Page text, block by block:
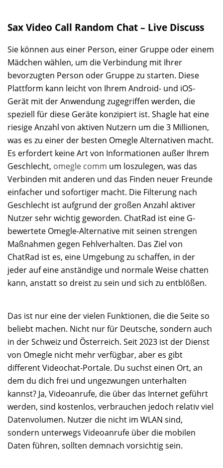
Sax Video Call Random Chat – Live Discuss
Sie können aus einer Person, einer Gruppe oder einem
Mädchen wählen, um die Verbindung mit Ihrer
bevorzugten Person oder Gruppe zu starten. Diese
Plattform kann leicht von Ihrem Android- und iOS-
Gerät mit der Anwendung zugegriffen werden, die
speziell für diese Geräte konzipiert ist. Shagle hat eine
riesige Anzahl von aktiven Nutzern um die 3 Millionen,
was es zu einer der besten Omegle Alternativen macht.
Es erfordert keine Art von Informationen außer Ihrem
Geschlecht, omegle comm um loszulegen, was das
Verbinden mit anderen und das Finden neuer Freunde
einfacher und sofortiger macht. Die Filterung nach
Geschlecht ist aufgrund der großen Anzahl aktiver
Nutzer sehr wichtig geworden. ChatRad ist eine G-
bewertete Omegle-Alternative mit seinen strengen
Maßnahmen gegen Fehlverhalten. Das Ziel von
ChatRad ist es, eine Umgebung zu schaffen, in der
jeder auf eine anständige und normale Weise chatten
kann, anstatt so dreist zu sein und sich zu entblößen.
Das ist nur eine der vielen Funktionen, die die Seite so
beliebt machen. Nicht nur für Deutsche, sondern auch
in der Schweiz und Österreich. Seit 2023 ist der Dienst
von Omegle nicht mehr verfügbar, aber es gibt
different Videochat-Portale. Du suchst einen Ort, an
dem du dich frei und ungezwungen unterhalten
kannst? Ja, Videoanrufe, die über das Internet geführt
werden, sind kostenlos, verbrauchen jedoch relativ viel
Datenvolumen. Nutzer die nicht im WLAN sind,
sondern unterwegs Videoanrufe über die mobilen
Daten führen, sollten demnach vorsichtig sein.